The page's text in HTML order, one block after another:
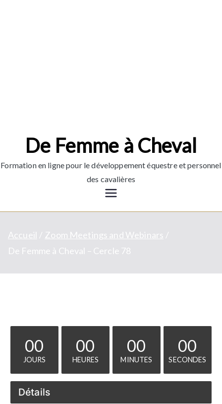
De Femme à Cheval
Formation en ligne pour le développement équestre et personnel
des cavalières
Accueil
Zoom Meetings and Webinars
De Femme à Cheval – Cercle 78
00
JOURS
00
HEURES
00
MINUTES
00
SECONDES
Détails